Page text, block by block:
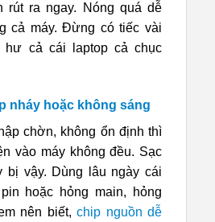
rút ra ngay. Nóng quá dễ
cả máy. Đừng có tiếc vài
hư cả cái laptop cả chục
nháy hoặc không sáng
chờn, không ổn định thì
vào máy không đều. Sạc
bị vậy. Dùng lâu ngày cái
hoặc hỏng main, hỏng
nên biết, chip nguồn dễ